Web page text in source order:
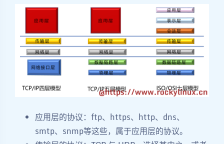
应用层的协议：ftp、https、http、dns、
smtp、snmp等这些，属于应用层的协议。